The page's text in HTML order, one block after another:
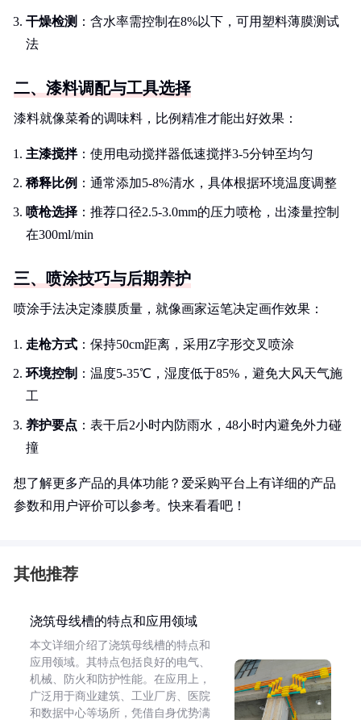
干燥检测 ：含水率需控制在8%以下，可用塑料薄膜测试
法
二、漆料调配与工具选择
漆料就像菜肴的调味料，比例精准才能出好效果：
主漆搅拌：使用电动搅拌器低速搅拌3-5分钟至均匀
稀释比例 ：通常添加5-8%清水，具体根据环境温度调整
喷枪选择 ：推荐口径2.5-3.0mm的压力喷枪，出漆量控制
在300ml/min
三、喷涂技巧与后期养护
喷涂手法决定漆膜质量，就像画家运笔决定画作效果：
走枪方式 ：保持50cm距离，采用Z字形交叉喷涂
环境控制 ：温度5-35℃，湿度低于85%，避免大风天气施
工
养护要点 ：表干后2小时内防雨水，48小时内避免外力碰
撞
想了解更多产品的具体功能？爱采购平台上有详细的产品
参数和用户评价可以参考。快来看看吧！
其他推荐
浇筑母线槽的特点和应用领域
本文详细介绍了浇筑母线槽的特点和
应用领域。其特点包括良好的电气、
机械、防火和防护性能。在应用上，
广泛用于商业建筑、工业厂房、医院
和数据中心等场所，凭借自身优势满